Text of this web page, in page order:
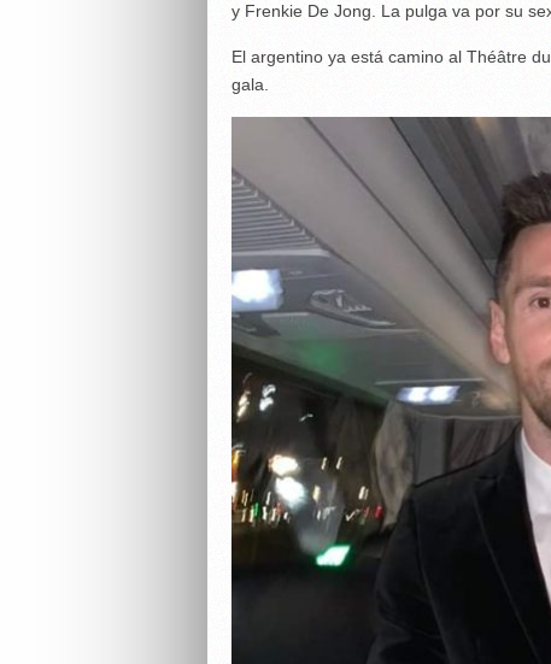
y Frenkie De Jong. La pulga va por su
El argentino ya está camino al Théâtre
gala.